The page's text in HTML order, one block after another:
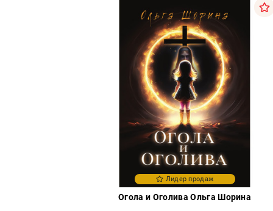
Лидер продаж
Огола и Оголива Ольга Шорина